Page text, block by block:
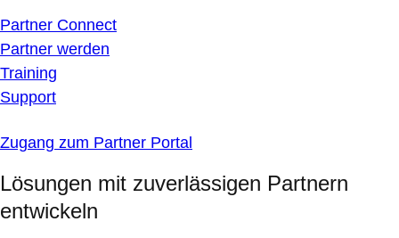
Partner Connect
Partner werden
Training
Support
Zugang zum Partner Portal
Lösungen mit zuverlässigen Partnern
entwickeln